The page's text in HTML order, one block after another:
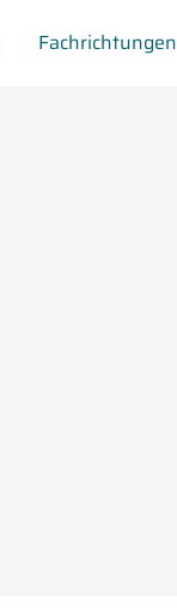
Fachrichtungen